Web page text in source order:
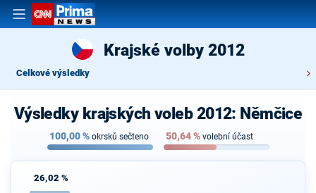
Krajské volby 2012
Celkové výsledky
Výsledky krajských voleb 2012: Němčice
100,00% okrsků sečteno 50,64% volební účast
26,02 %